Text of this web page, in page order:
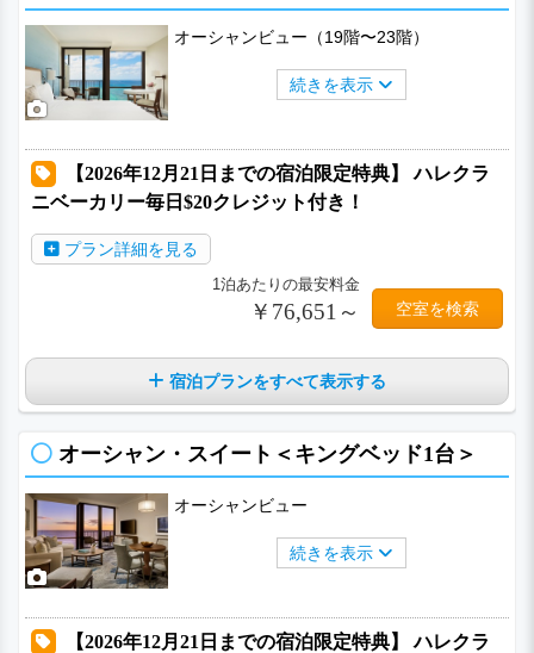
オーシャンビュー（19階〜23階）
続きを表示
【2026年12月21日までの宿泊限定特典】 ハレクラ
ニベーカリー毎日$20クレジット付き！
プラン詳細を見る
1泊あたりの最安料金
￥76,651～ 空室を検索
宿泊プランをすべて表示する
オーシャン・スイート＜キングベッド1台＞
オーシャンビュー
続きを表示
【2026年12月21日までの宿泊限定特典】 ハレクラ